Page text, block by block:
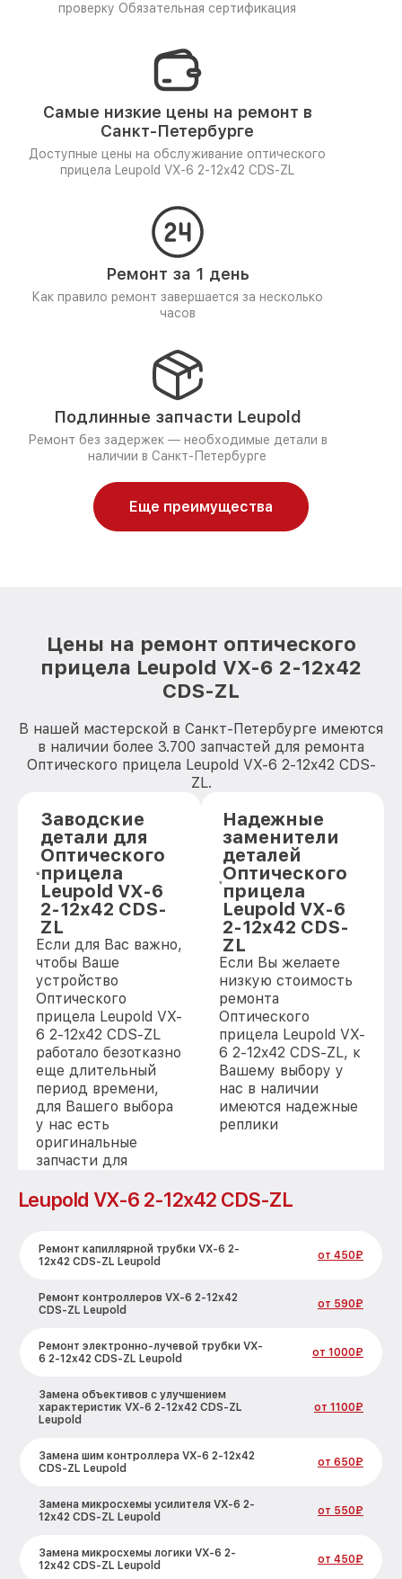
проверку Обязательная сертификация
Самые низкие цены на ремонт в
Санкт-Петербурге
Доступные цены на обслуживание оптического
прицела Leupold VX-6 2-12x42 CDS-ZL
Ремонт за 1 день
Как правило ремонт завершается за несколько
часов
Подлинные запчасти Leupold
Ремонт без задержек — необходимые детали в
наличии в Санкт-Петербурге
Еще преимущества
Цены на ремонт оптического
прицела Leupold VX-6 2-12x42
CDS-ZL
В нашей мастерской в Санкт-Петербурге имеются
в наличии более 3.700 запчастей для ремонта
Оптического прицела Leupold VX-6 2-12x42 CDS-
ZL.
Заводские
детали для
Оптического
прицела
Leupold VX-6
2-12x42 CDS-
ZL
Если для Вас важно,
чтобы Ваше
устройство
Оптического
прицела Leupold VX-
6 2-12x42 CDS-ZL
работало безотказно
еще длительный
период времени,
для Вашего выбора
у нас есть
оригинальные
запчасти для
[replace(mark_kir)]
Надежные
заменители
деталей
Оптического
прицела
Leupold VX-6
2-12x42 CDS-
ZL
Если Вы желаете
низкую стоимость
ремонта
Оптического
прицела Leupold VX-
6 2-12x42 CDS-ZL, к
Вашему выбору у
нас в наличии
имеются надежные
реплики
Leupold VX-6 2-12x42 CDS-ZL
Ремонт капиллярной трубки VX-6 2-
12x42 CDS-ZL Leupold
от 450₽
Ремонт контроллеров VX-6 2-12x42
CDS-ZL Leupold
от 590₽
Ремонт электронно-лучевой трубки VX-
6 2-12x42 CDS-ZL Leupold
от 1000₽
Замена объективов с улучшением
характеристик VX-6 2-12x42 CDS-ZL
Leupold
от 1100₽
Замена шим контроллера VX-6 2-12x42
CDS-ZL Leupold
от 650₽
Замена микросхемы усилителя VX-6 2-
12x42 CDS-ZL Leupold
от 550₽
Замена микросхемы логики VX-6 2-
12x42 CDS-ZL Leupold
от 450₽